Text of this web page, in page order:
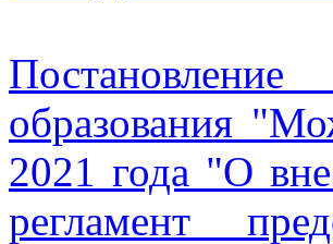
образования
2021 года "О
регламент